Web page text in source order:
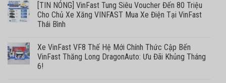
[TIN NÓNG] VinFast Tung Siêu Voucher Đến 80 Triệu
Cho Chủ Xe Xăng VINFAST Mua Xe Điện Tại VinFast
Thái Bình
Xe VinFast VF8 Thế Hệ Mới Chính Thức Cập Bến
VinFast Thăng Long DragonAuto: Ưu Đãi Khủng Tháng
6!